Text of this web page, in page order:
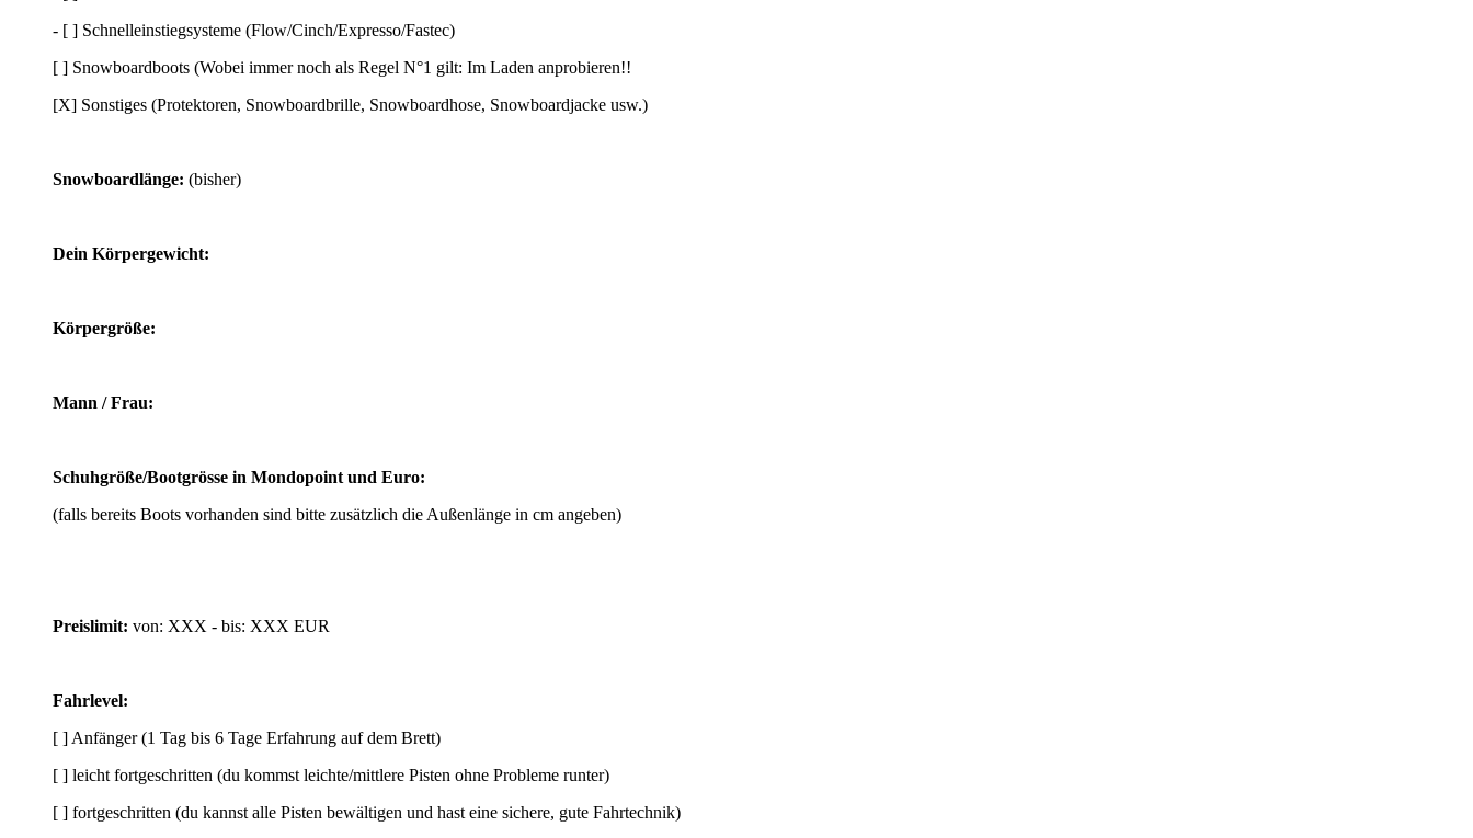
- [ ] Schnelleinstiegsysteme (Flow/Cinch/Expresso/Fastec)
[ ] Snowboardboots (Wobei immer noch als Regel N°1 gilt: Im Laden anprobieren!!
[X] Sonstiges (Protektoren, Snowboardbrille, Snowboardhose, Snowboardjacke usw.)
Snowboardlänge: (bisher)
Dein Körpergewicht:
Körpergröße:
Mann / Frau:
Schuhgröße/Bootgrösse in Mondopoint und Euro:
(falls bereits Boots vorhanden sind bitte zusätzlich die Außenlänge in cm angeben)
Preislimit: von: XXX - bis: XXX EUR
Fahrlevel:
[ ] Anfänger (1 Tag bis 6 Tage Erfahrung auf dem Brett)
[ ] leicht fortgeschritten (du kommst leichte/mittlere Pisten ohne Probleme runter)
[ ] fortgeschritten (du kannst alle Pisten bewältigen und hast eine sichere, gute Fahrtechnik)